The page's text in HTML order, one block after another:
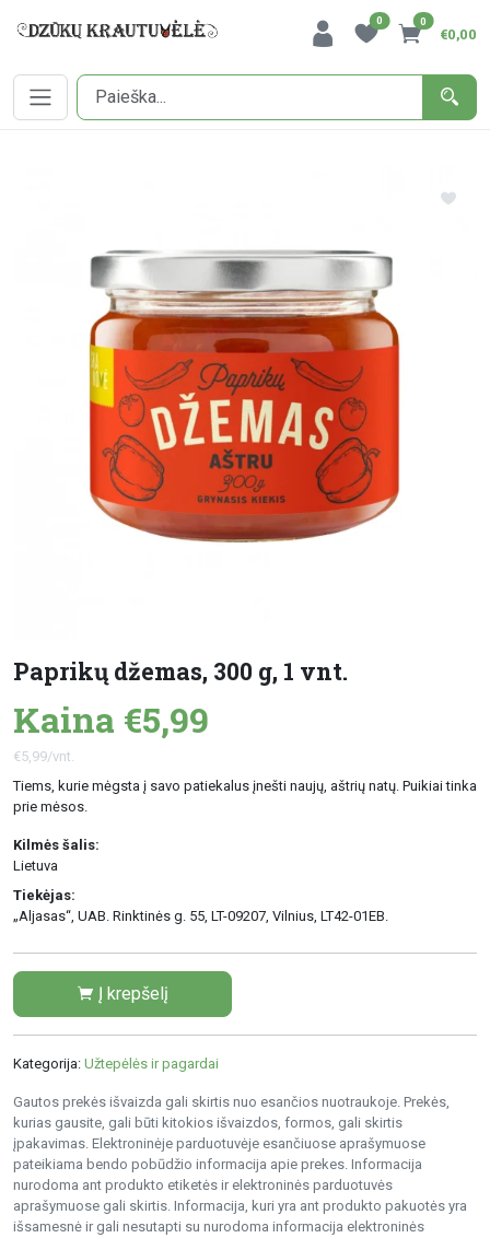
0 0
€0,00
Paprikų džemas, 300 g, 1 vnt.
Kaina €5,99
€5,99/vnt.
Tiems, kurie mėgsta į savo patiekalus įnešti naujų, aštrių natų. Puikiai tinka
prie mėsos.
Kilmės šalis:
Lietuva
Tiekėjas:
„Aljasas“, UAB. Rinktinės g. 55, LT-09207, Vilnius, LT42-01EB.
Į krepšelį
Kategorija: Užtepėlės ir pagardai
Gautos prekės išvaizda gali skirtis nuo esančios nuotraukoje. Prekės,
kurias gausite, gali būti kitokios išvaizdos, formos, gali skirtis
įpakavimas. Elektroninėje parduotuvėje esančiuose aprašymuose
pateikiama bendo pobūdžio informacija apie prekes. Informacija
nurodoma ant produkto etiketės ir elektroninės parduotuvės
aprašymuose gali skirtis. Informacija, kuri yra ant produkto pakuotės yra
išsamesnė ir gali nesutapti su nurodoma informacija elektroninės